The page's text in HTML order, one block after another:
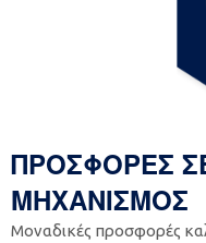
ΠΡΟΣΦΟΡΕΣ
ΜΗΧΑΝΙΣΜΟΣ
Μοναδικές προσφορές